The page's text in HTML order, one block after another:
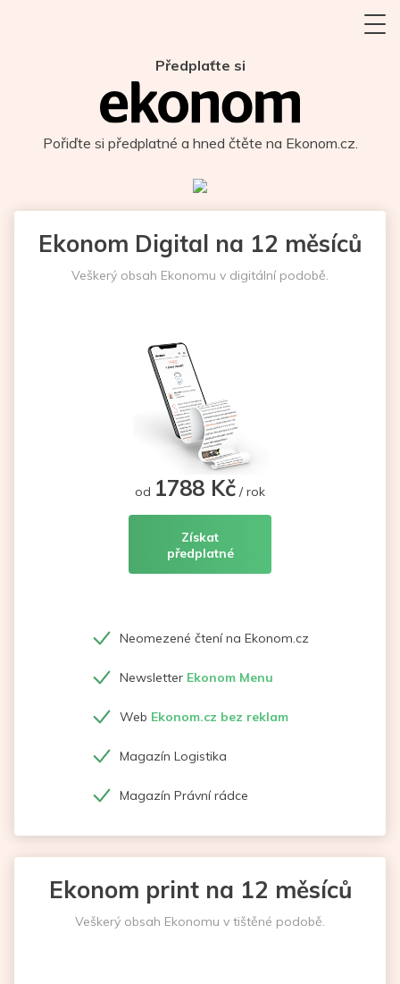
Předplaťte si
Pořiďte si předplatné a hned čtěte na Ekonom.cz.
Ekonom Digital na 12 měsíců
Veškerý obsah Ekonomu v digitální podobě.
od 1788 Kč / rok
Získat
předplatné
Neomezené čtení na Ekonom.cz
Newsletter Ekonom Menu
Web Ekonom.cz bez reklam
Magazín Logistika
Magazín Právní rádce
Ekonom print na 12 měsíců
Veškerý obsah Ekonomu v tištěné podobě.